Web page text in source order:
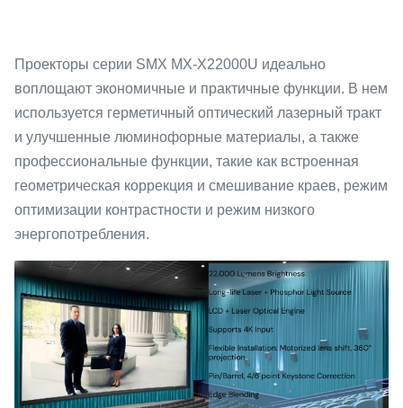
Проекторы серии SMX MX-X22000U идеально
воплощают экономичные и практичные функции. В нем
используется герметичный оптический лазерный тракт
и улучшенные люминофорные материалы, а также
профессиональные функции, такие как встроенная
геометрическая коррекция и смешивание краев, режим
оптимизации контрастности и режим низкого
энергопотребления.